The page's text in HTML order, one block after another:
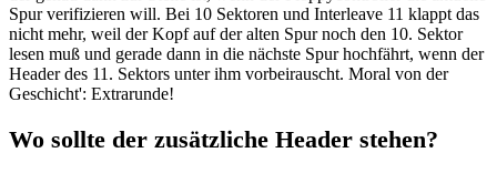
Spur verifizieren will. Bei 10 Sektoren und Interleave 11 klappt das
nicht mehr, weil der Kopf auf der alten Spur noch den 10. Sektor
lesen muß und gerade dann in die nächste Spur hochfährt, wenn der
Header des 11. Sektors unter ihm vorbeirauscht. Moral von der
Geschicht': Extrarunde!
Wo sollte der zusätzliche Header stehen?